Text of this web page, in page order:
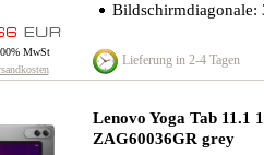
Bildschirmdiagonale:
MwSt
Lieferung in 2-4 Tagen
Lenovo Yoga Tab 11.1
ZAG60036GR grey